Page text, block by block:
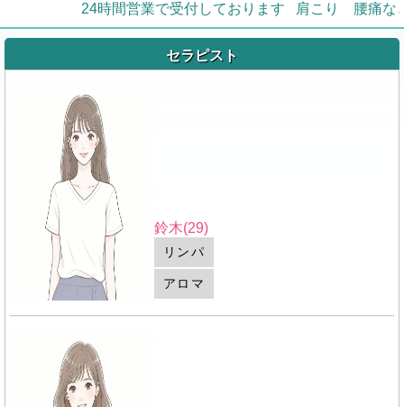
24時間営業で受付しております 肩こり 腰痛など
セラピスト
鈴木(29)
リンパ
アロマ